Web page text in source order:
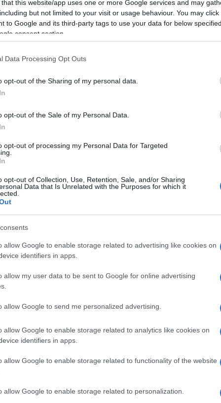
that this website/app uses one or more Google services and may
but not limited to your visit or usage behaviour. You may
to Google and its third-party tags to use your data for below
consent section.
Data Processing Opt Outs
opt-out of the Sharing of my personal data.
opt-out of the Sale of my Personal Data.
opt-out of processing my Personal Data for Targeted
opt-out of Collection, Use, Retention, Sale, and/or Sharing
Data that Is Unrelated with the Purposes for which it
allow Google to enable storage related to advertising like cookies on
identifiers in apps.
allow my user data to be sent to Google for online advertising
allow Google to send me personalized advertising.
allow Google to enable storage related to analytics like cookies on
identifiers in apps.
allow Google to enable storage related to functionality of the website
allow Google to enable storage related to personalization.
Sonore.
in Piazza Cossiga il Festival Risate
buonumore con i protagonisti di Only Fun –
il programma dettagliato delle serate:
e Luca Peracino): I Panpers, noti comici
per le loro apparizioni a Zelig e
inaugurale del festival.
Manca e Stefano Manca): Il duo
con una carriera televisiva che
a Parte e Colorado Cafè, porterà il
serata del festival.
regina del reggaeton, Elettra
terza e ultima serata del Festival Risate
successi musicali e il suo ultimo album
“Mani in alto”.
e divertimento, con artisti eccezionali che
comico e musicale. Non perdere
imperdibile evento!
nazionali?
mesecliccandoqui